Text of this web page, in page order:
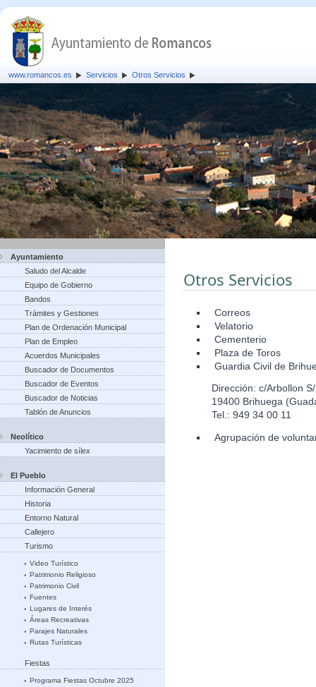
www.romancos.es Servicios Otros Servicios
Ayuntamiento
Saludo del Alcalde
Equipo de Gobierno
Bandos
Trámites y Gestiones
Plan de Ordenación Municipal
Plan de Empleo
Acuerdos Municipales
Buscador de Documentos
Buscador de Eventos
Buscador de Noticias
Tablón de Anuncios
Neolítico
Yacimiento de sílex
El Pueblo
Información General
Historia
Entorno Natural
Callejero
Turismo
Video Turístico
Patrimonio Religioso
Patrimonio Civil
Fuentes
Lugares de Interés
Áreas Recreativas
Parajes Naturales
Rutas Turísticas
Fiestas
Programa Fiestas Octubre 2025
Otros Servicios
Correos
Velatorio
Cementerio
Plaza de Toros
Guardia Civil de
Dirección: c/Arbollon
19400 Brihuega
Tel.: 949 34 00 11
Agrupación de